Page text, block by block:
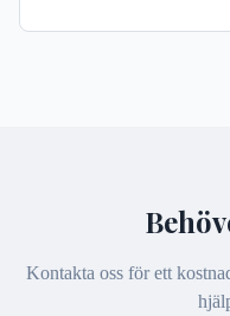
Kontakta oss för ett